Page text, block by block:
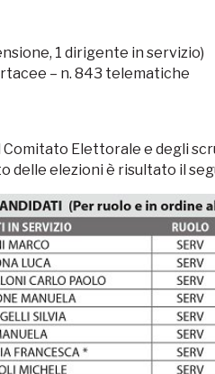
1 dirigente in servizio)
– n. 843 telematiche
Elettorale e degli
delle elezioni è risultato il